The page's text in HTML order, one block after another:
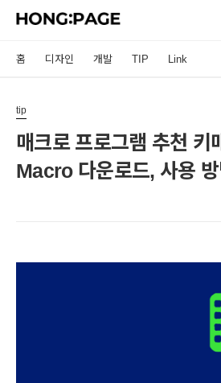
홈 디자인 개발 TIP Link
tip
매크로 프로그램 추천 키
Macro 다운로드, 사용